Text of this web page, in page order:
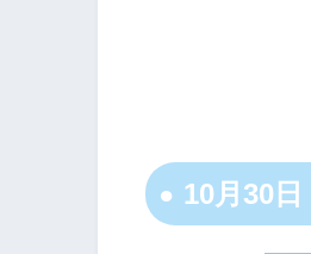
10月30日